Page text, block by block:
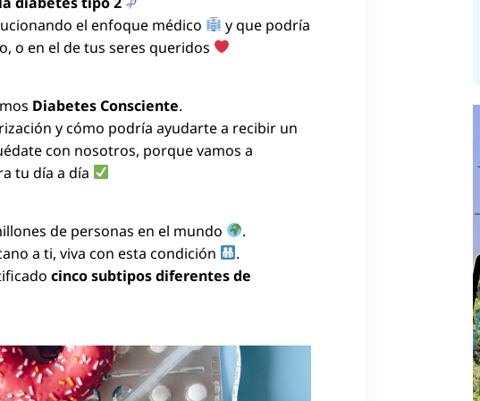
el enfoque médico
y que podría
o en el de tus seres queridos
Diabetes Consciente.
y cómo podría ayudarte a recibir un
con nosotros, porque vamos a
tu día a día
de personas en el mundo
.
a ti, viva con esta condición
.
cinco subtipos diferentes de